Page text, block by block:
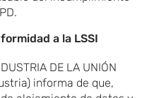
a la LSSI
DE LA UNIÓN
informa de que,